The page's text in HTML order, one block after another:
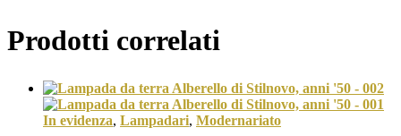
Prodotti correlati
In evidenza, Lampadari, Modernariato